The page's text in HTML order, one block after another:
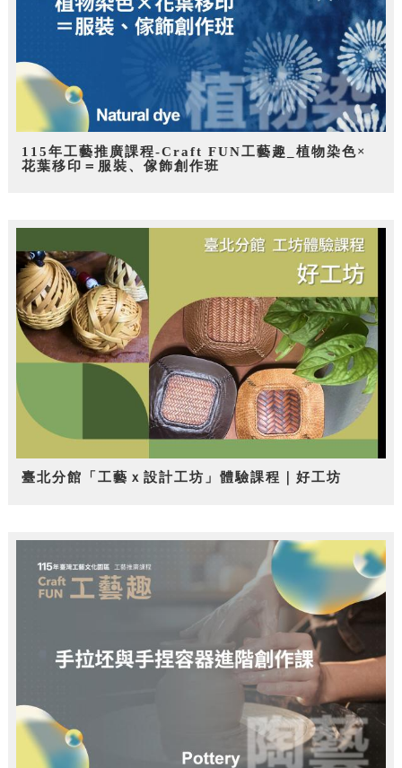
115年工藝推廣課程-Craft FUN工藝趣_植物染色×
花葉移印＝服裝、傢飾創作班
臺北分館「工藝ｘ設計工坊」體驗課程｜好工坊